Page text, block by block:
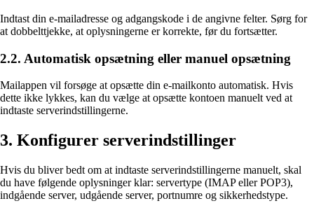
Indtast din e-mailadresse og adgangskode i de angivne felter. Sørg for
at dobbelttjekke, at oplysningerne er korrekte, før du fortsætter.
2.2. Automatisk opsætning eller manuel opsætning
Mailappen vil forsøge at opsætte din e-mailkonto automatisk. Hvis
dette ikke lykkes, kan du vælge at opsætte kontoen manuelt ved at
indtaste serverindstillingerne.
3. Konfigurer serverindstillinger
Hvis du bliver bedt om at indtaste serverindstillingerne manuelt, skal
du have følgende oplysninger klar: servertype (IMAP eller POP3),
indgående server, udgående server, portnumre og sikkerhedstype.